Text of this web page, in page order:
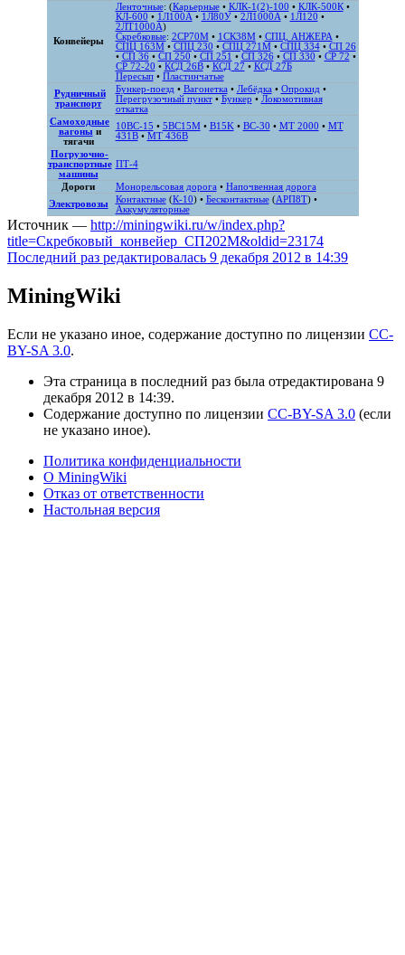
Конвейеры
Ленточные: (Карьерные• КЛК-1(2)-100 • КЛК-500К•
КЛ-600 • 1Л100А • 1Л80У• 2Л1000А • 1Л120 •
2ЛТ1000А)
Скребковые: 2СР70М• 1СК38М• СПЦ, АНЖЕРА •
СПЦ 163М• СПЦ 230 • СПЦ 271M• СПЦ 334• СП 26
• СП 36• СП 250 • СП 251 • СП 326• СП 330 • СР 72 •
СР 72-20 • КСД 26В• КСД 27 • КСД 27Б
Пересып• Пластинчатые
Рудничный
транспорт
Бункер-поезд • Вагонетка • Лебёдка • Опрокид •
Перегрузочный пункт• Бункер • Локомотивная
откатка
Самоходные
вагоны и
тягачи
10ВС-15 • 5ВС15М• B15K • ВС-30 • MT 2000 • MT
431B• MT 436B
Погрузочно-
транспортные
машины
ПТ-4
Дороги Монорельсовая дорога • Напочвенная дорога
Электровозы
Контактные(К-10) • Бесконтактные(АРП8Т) •
Аккумуляторные
Источник — http://miningwiki.ru/w/index.php?
title=Скребковый_конвейер_СП202М&oldid=23174
Последний раз редактировалась 9 декабря 2012 в 14:39
MiningWiki
Если не указано иное, содержание доступно по лицензии CC-
BY-SA 3.0.
Эта страница в последний раз была отредактирована 9
декабря 2012 в 14:39.
Содержание доступно по лицензии CC-BY-SA 3.0 (если
не указано иное).
Политика конфиденциальности
О MiningWiki
Отказ от ответственности
Настольная версия